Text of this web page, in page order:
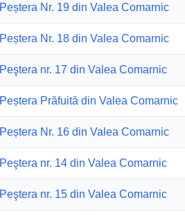
Peștera Nr. 19 din Valea Comarnic
Peștera Nr. 18 din Valea Comarnic
Peştera nr. 17 din Valea Comarnic
Peștera Prăfuită din Valea Comarnic
Peștera Nr. 16 din Valea Comarnic
Peştera nr. 14 din Valea Comarnic
Peştera nr. 15 din Valea Comarnic